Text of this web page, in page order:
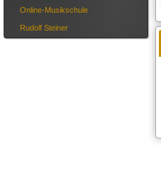
Online-Musikschule
Rudolf Steiner